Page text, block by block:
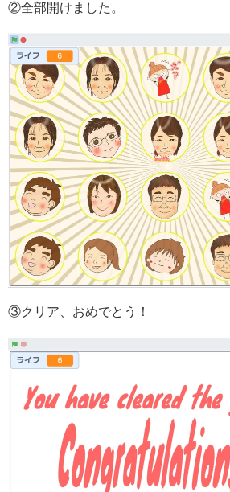
②全部開けました。
③クリア、おめでとう！